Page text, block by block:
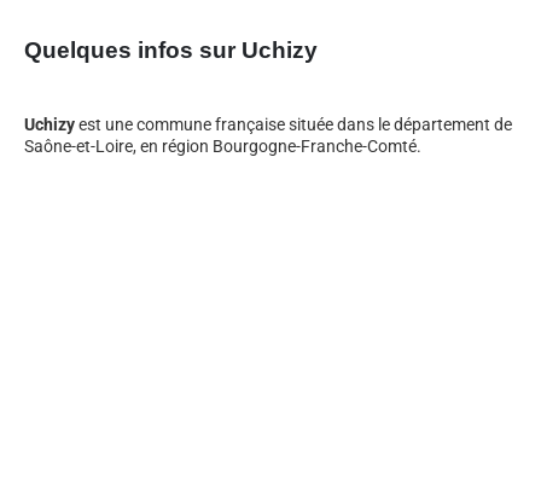
Quelques infos sur Uchizy
Uchizyest une commune française située dans le département de
Saône-et-Loire, en région Bourgogne-Franche-Comté.